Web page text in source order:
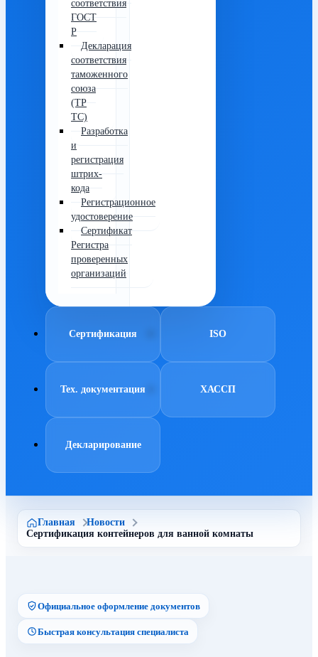
соответствия
ГОСТ
Р
Декларация
соответствия
таможенного
союза
(ТР
ТС)
Разработка
и
регистрация
штрих-
кода
Регистрационное
удостоверение
Сертификат
Регистра
проверенных
организаций
Сертификация ISO
Тех. документация ХАССП
Декларирование
Главная
Новости
Сертификация контейнеров для ванной комнаты
Официальное оформление документов
Быстрая консультация специалиста